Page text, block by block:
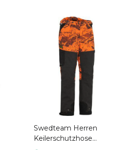
Swedteam Herren
Keilerschutzhose